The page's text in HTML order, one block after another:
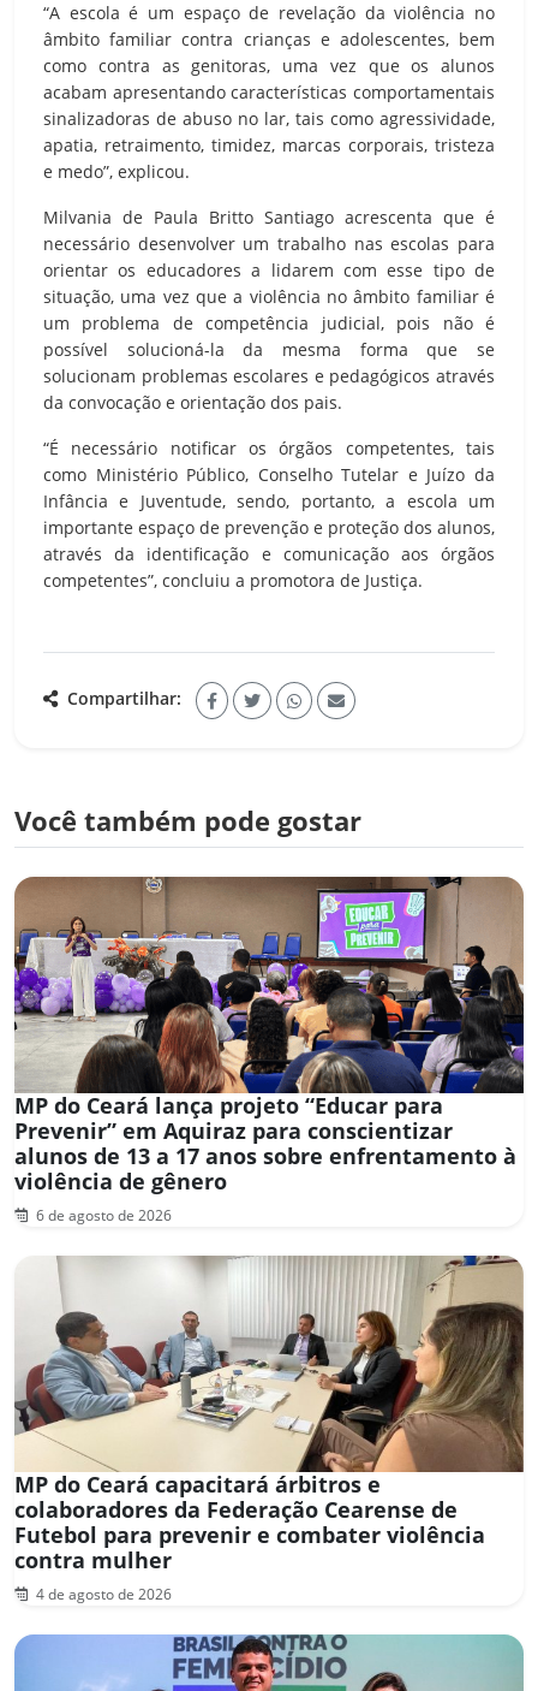
“A escola é um espaço de revelação da violência no
âmbito familiar contra crianças e adolescentes, bem
como contra as genitoras, uma vez que os alunos
acabam apresentando características comportamentais
sinalizadoras de abuso no lar, tais como agressividade,
apatia, retraimento, timidez, marcas corporais, tristeza
e medo”, explicou.
Milvania de Paula Britto Santiago acrescenta que é
necessário desenvolver um trabalho nas escolas para
orientar os educadores a lidarem com esse tipo de
situação, uma vez que a violência no âmbito familiar é
um problema de competência judicial, pois não é
possível solucioná-la da mesma forma que se
solucionam problemas escolares e pedagógicos através
da convocação e orientação dos pais.
“É necessário notificar os órgãos competentes, tais
como Ministério Público, Conselho Tutelar e Juízo da
Infância e Juventude, sendo, portanto, a escola um
importante espaço de prevenção e proteção dos alunos,
através da identificação e comunicação aos órgãos
competentes”, concluiu a promotora de Justiça.
Compartilhar:
Você também pode gostar
MP do Ceará lança projeto “Educar para
Prevenir” em Aquiraz para conscientizar
alunos de 13 a 17 anos sobre enfrentamento à
violência de gênero
6 de agosto de 2026
MP do Ceará capacitará árbitros e
colaboradores da Federação Cearense de
Futebol para prevenir e combater violência
contra mulher
4 de agosto de 2026